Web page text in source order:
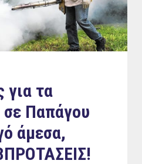
για τα
σε Παπάγου
άμεσα,